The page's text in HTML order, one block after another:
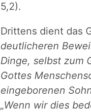
5,2).
Drittens dient das
deutlicheren
Dinge, selbst zum
Gottes
eingeborenen
„Wenn wir dies